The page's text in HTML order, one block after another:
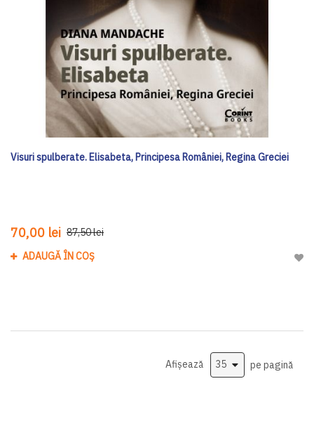
Visuri spulberate. Elisabeta, Principesa României, Regina Greciei
70,00 lei 87,50 lei
ADAUGĂ ÎN COȘ
Afișează pe pagină